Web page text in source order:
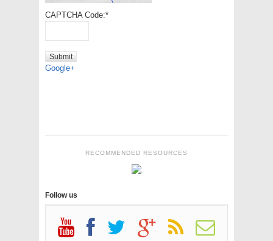
CAPTCHA Code:*
Google+
RECOMMENDED RESOURCES
Follow us